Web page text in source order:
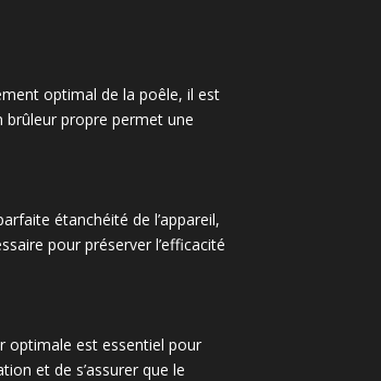
optimal de la poêle, il est
brûleur propre permet une
étanchéité de l’appareil,
pour préserver l’efficacité
optimale est essentiel pour
et de s’assurer que le